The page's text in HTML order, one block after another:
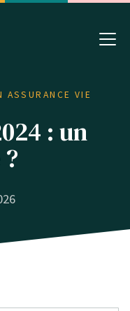
ASSURANCE VIE
: un